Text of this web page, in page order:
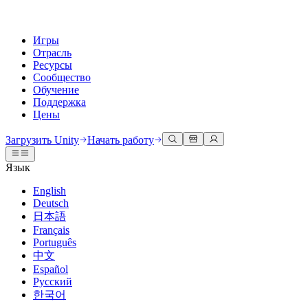
Игры
Отрасль
Ресурсы
Сообщество
Обучение
Поддержка
Цены
Движок Unity
Создавайте 2D и 3D игры для любой платформы
Совместная работа
Сотрудничайте и быстро вносите изменения с вашей командой
Загрузить Unity
Тарифы и цены
Развертывание
Многоплатформенность
3D сотрудничество
Создавайте и просматривайте 3D проекты в реальном времени
Иммерсивное обучение
Обучение в иммерсивных средах
Пользовательские опыты
Создавайте интерактивные 3D опыты
Отрасли
Производство
Документация
Инструменты для разработчиков
Версии релизов и трекер проблем
План развития
Обзор предстоящих функций
Глоссарий
Обсуждения
События
Глобальные и местные события
Истории сообщества
Made with Unity
Показ Unity-креаторов
Unity Learn
Освойте навыки Unity бесплатно
Профессиональное обучение
Повышайте уровень своей команды с тренерами Unity
Не использовали Unity раньше
С чего начать
Приступите к обучению
Основные пути Unity
Получить помощь
Помогаем вам добиться успеха с Unity
Планы успеха
Достигайте своих целей быстрее с помощью экспертов
FAQ
Ответы на часто задаваемые вопросы
Связаться с нами
Свяжитесь с нашей командой
Загрузить Unity Начать работу
Язык
English
Deutsch
日本語
Français
Português
中文
Español
Русский
한국어